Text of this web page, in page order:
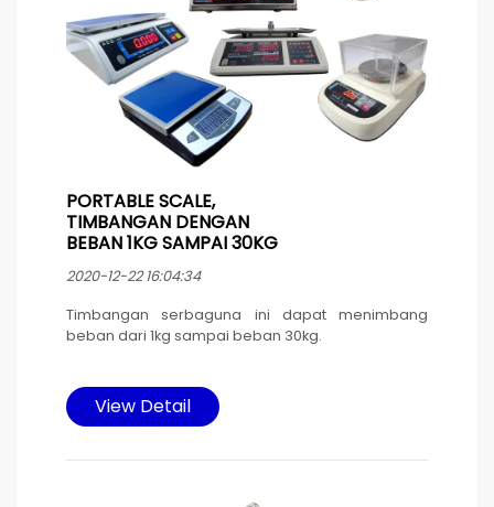
PORTABLE SCALE,
TIMBANGAN DENGAN
BEBAN 1KG SAMPAI 30KG
2020-12-22 16:04:34
Timbangan serbaguna ini dapat menimbang
beban dari 1kg sampai beban 30kg.
/ toko & umum. di desain memakai material
housing dengan pan timbang stainless steel.
mudah digunakan.
View Detail